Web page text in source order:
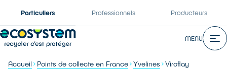
Particuliers Professionnels Producteurs
MENU
Accueil Points de collecte en France Yvelines Viroflay